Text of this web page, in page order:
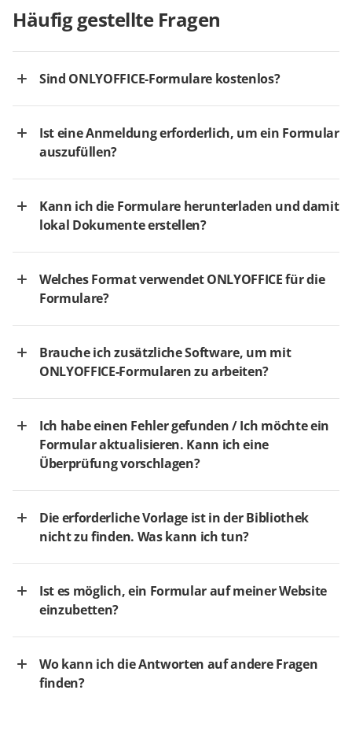
Häufig gestellte Fragen
Sind ONLYOFFICE-Formulare kostenlos?
Ist eine Anmeldung erforderlich, um ein Formular
auszufüllen?
Kann ich die Formulare herunterladen und damit
lokal Dokumente erstellen?
Welches Format verwendet ONLYOFFICE für die
Formulare?
Brauche ich zusätzliche Software, um mit
ONLYOFFICE-Formularen zu arbeiten?
Ich habe einen Fehler gefunden / Ich möchte ein
Formular aktualisieren. Kann ich eine
Überprüfung vorschlagen?
Die erforderliche Vorlage ist in der Bibliothek
nicht zu finden. Was kann ich tun?
Ist es möglich, ein Formular auf meiner Website
einzubetten?
Wo kann ich die Antworten auf andere Fragen
finden?